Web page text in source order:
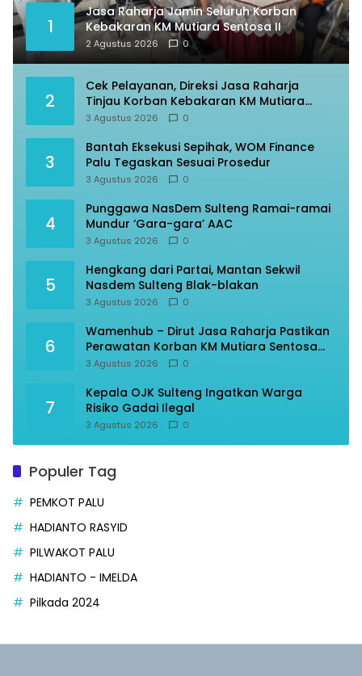
1
Jasa Raharja Jamin Seluruh Korban
Kebakaran KM Mutiara Sentosa II
2 Agustus 2026 0
2
Cek Pelayanan, Direksi Jasa Raharja
Tinjau Korban Kebakaran KM Mutiara
Sentosa II
3 Agustus 2026 0
3
Bantah Eksekusi Sepihak, WOM Finance
Palu Tegaskan Sesuai Prosedur
3 Agustus 2026 0
4
Punggawa NasDem Sulteng Ramai-ramai
Mundur ‘Gara-gara’ AAC
3 Agustus 2026 0
5
Hengkang dari Partai, Mantan Sekwil
Nasdem Sulteng Blak-blakan
3 Agustus 2026 0
6
Wamenhub – Dirut Jasa Raharja Pastikan
Perawatan Korban KM Mutiara Sentosa
Optimal
3 Agustus 2026 0
7
Kepala OJK Sulteng Ingatkan Warga
Risiko Gadai Ilegal
3 Agustus 2026 0
Populer Tag
PEMKOT PALU
HADIANTO RASYID
PILWAKOT PALU
HADIANTO - IMELDA
Pilkada 2024